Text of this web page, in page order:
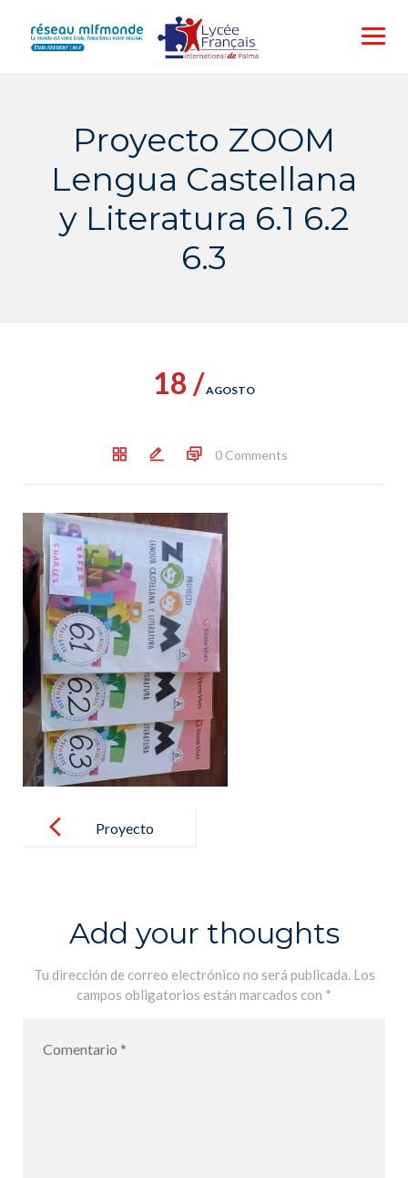
content
Proyecto ZOOM
Lengua Castellana
y Literatura 6.1 6.2
6.3
18 /AGOSTO
0 Comments
navigation
Proyecto
Literatura 6.1
6.2 6.3
Add your thoughts
Tu dirección de correo electrónico no será publicada. Los
campos obligatorios están marcados con *